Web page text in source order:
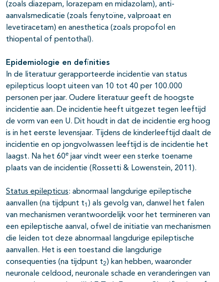
(zoals diazepam, lorazepam en midazolam), anti-
aanvalsmedicatie (zoals fenytoïne, valproaat en
levetiracetam) en anesthetica (zoals propofol en
thiopental of pentothal).
Epidemiologie en definities
In de literatuur gerapporteerde incidentie van status
epilepticus loopt uiteen van 10 tot 40 per 100.000
personen per jaar. Oudere literatuur geeft de hoogste
incidentie aan. De incidentie heeft uitgezet tegen leeftijd
de vorm van een U. Dit houdt in dat de incidentie erg hoog
is in het eerste levensjaar. Tijdens de kinderleeftijd daalt de
incidentie en op jongvolwassen leeftijd is de incidentie het
laagst. Na het 60e jaar vindt weer een sterke toename
plaats van de incidentie (Rossetti & Lowenstein, 2011).
Status epilepticus: abnormaal langdurige epileptische
aanvallen (na tijdpunt t1 ) als gevolg van, danwel het falen
van mechanismen verantwoordelijk voor het termineren van
een epileptische aanval, ofwel de initiatie van mechanismen
die leiden tot deze abnormaal langdurige epileptische
aanvallen. Het is een toestand die langdurige
consequenties (na tijdpunt t2) kan hebben, waaronder
neuronale celdood, neuronale schade en veranderingen van